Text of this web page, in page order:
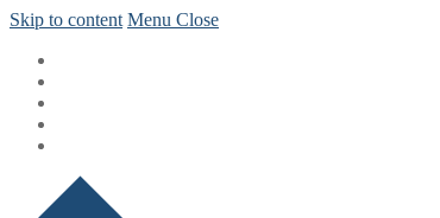
Skip to content Menu Close